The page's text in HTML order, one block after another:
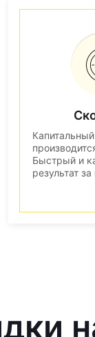
Быстрый и
результат